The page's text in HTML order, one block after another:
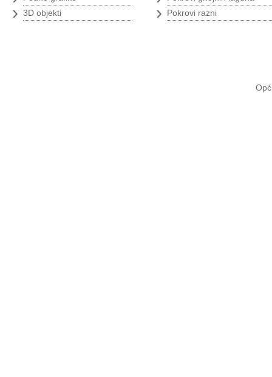
› 3D objekti › Pokrovi razni